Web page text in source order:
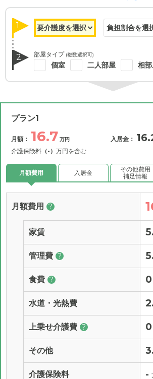
1
2 部屋タイプ (複数選択可)
個室 二人部屋 相
プラン1
月額： 16.7 万円
介護保険料 （-） 万円を含む
入居金：
月額費用 入居金
その他費用
補足情報
月額費用 ?
家賃
管理費 ?
食費 ? 0
水道・光熱費
上乗せ介護費 ? 0
その他
介護保険料 -